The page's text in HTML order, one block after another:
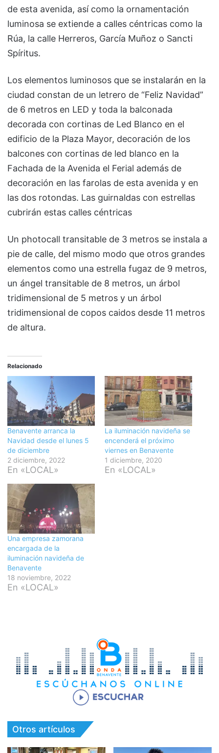
de esta avenida, así como la ornamentación
luminosa se extiende a calles céntricas como la
Rúa, la calle Herreros, García Muñoz o Sancti
Spíritus.
Los elementos luminosos que se instalarán en la
ciudad constan de un letrero de “Feliz Navidad”
de 6 metros en LED y toda la balconada
decorada con cortinas de Led Blanco en el
edificio de la Plaza Mayor, decoración de los
balcones con cortinas de led blanco en la
Fachada de la Avenida el Ferial además de
decoración en las farolas de esta avenida y en
las dos rotondas. Las guirnaldas con estrellas
cubrirán estas calles céntricas
Un photocall transitable de 3 metros se instala a
pie de calle, del mismo modo que otros grandes
elementos como una estrella fugaz de 9 metros,
un ángel transitable de 8 metros, un árbol
tridimensional de 5 metros y un árbol
tridimensional de copos caidos desde 11 metros
de altura.
Relacionado
Benavente arranca la
Navidad desde el lunes 5
de diciembre
2 diciembre, 2022
En «LOCAL»
La iluminación navideña se
encenderá el próximo
viernes en Benavente
1 diciembre, 2020
En «LOCAL»
Una empresa zamorana
encargada de la
iluminación navideña de
Benavente
18 noviembre, 2022
En «LOCAL»
Otros artículos